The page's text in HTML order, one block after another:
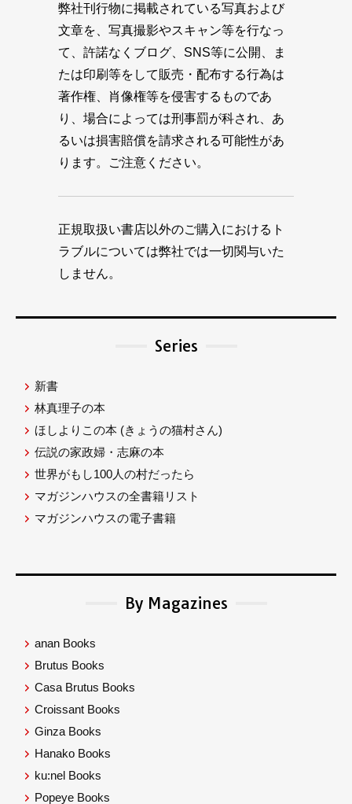
弊社刊行物に掲載されている写真および
文章を、写真撮影やスキャン等を行なっ
て、許諾なくブログ、SNS等に公開、ま
たは印刷等をして販売・配布する行為は
著作権、肖像権等を侵害するものであ
り、場合によっては刑事罰が科され、あ
るいは損害賠償を請求される可能性があ
ります。ご注意ください。
正規取扱い書店以外のご購入におけるト
ラブルについては弊社では一切関与いた
しません。
Series
新書
林真理子の本
ほしよりこの本 (きょうの猫村さん)
伝説の家政婦・志麻の本
世界がもし100人の村だったら
マガジンハウスの全書籍リスト
マガジンハウスの電子書籍
By Magazines
anan Books
Brutus Books
Casa Brutus Books
Croissant Books
Ginza Books
Hanako Books
ku:nel Books
Popeye Books